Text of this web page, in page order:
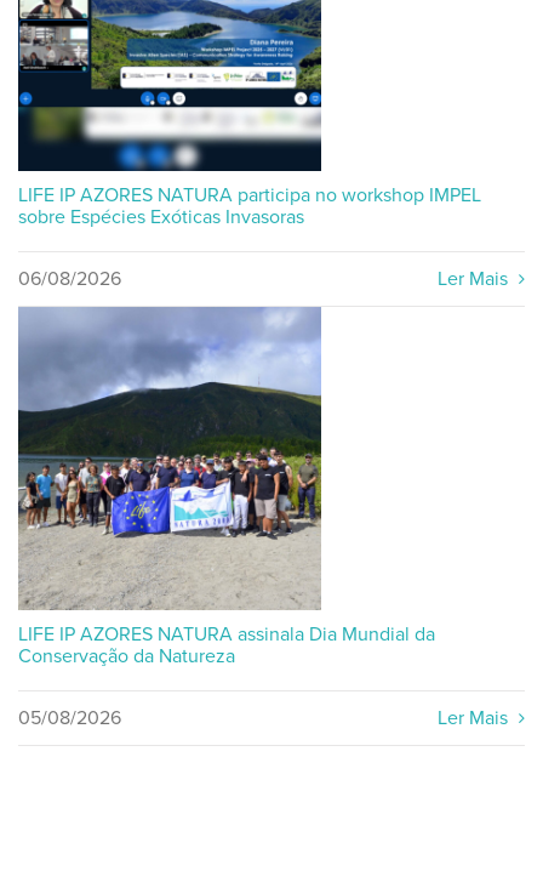
LIFE IP AZORES NATURA participa no workshop IMPEL
sobre Espécies Exóticas Invasoras
06/08/2026 Ler Mais
LIFE IP AZORES NATURA assinala Dia Mundial da
Conservação da Natureza
05/08/2026 Ler Mais